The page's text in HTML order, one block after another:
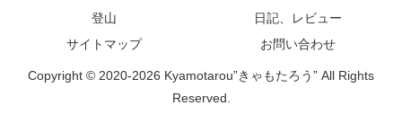
登山
日記、レビュー
サイトマップ
お問い合わせ
Copyright © 2020-2026 Kyamotarou”きゃもたろう” All Rights
Reserved.